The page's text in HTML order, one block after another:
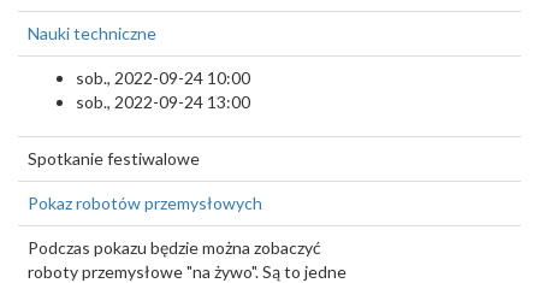
Nauki techniczne
sob., 2022-09-24 10:00
sob., 2022-09-24 13:00
Spotkanie festiwalowe
Pokaz robotów przemysłowych
Podczas pokazu będzie można zobaczyć
roboty przemysłowe "na żywo". Są to jedne